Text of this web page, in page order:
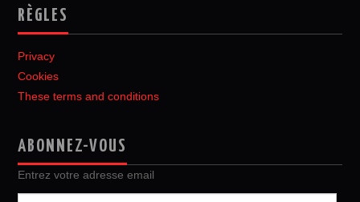
RÈGLES
Privacy
Cookies
These terms and conditions
ABONNEZ-VOUS
Entrez votre adresse email